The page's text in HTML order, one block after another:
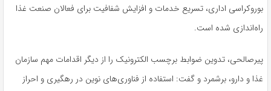
بوروکراسی اداری، تسریع خدمات و افزایش شفافیت برای فعالان صنعت غذا
راه‌اندازی شده است.
پیرصالحی، تدوین ضوابط برچسب الکترونیک را از دیگر اقدامات مهم سازمان
غذا و دارو، برشمرد و گفت: استفاده از فناوری‌های نوین در رهگیری و احراز